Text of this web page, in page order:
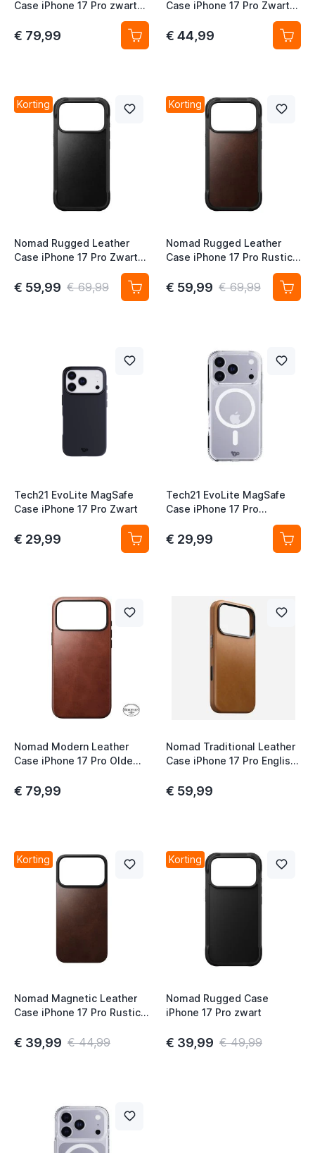
Case iPhone 17 Pro zwart
€ 79,99
Case iPhone 17 Pro Zwart
€ 44,99
Korting
Nomad Rugged Leather
Case iPhone 17 Pro Zwart
€ 59,99 € 69,99
Korting
Nomad Rugged Leather
Case iPhone 17 Pro Rustic
€ 59,99 € 69,99
Tech21 EvoLite MagSafe
Case iPhone 17 Pro Zwart
€ 29,99
Tech21 EvoLite MagSafe
Case iPhone 17 Pro
€ 29,99
Nomad Modern Leather
Case iPhone 17 Pro Olde
€ 79,99
Nomad Traditional Leather
Case iPhone 17 Pro English
€ 59,99
Korting
Nomad Magnetic Leather
Case iPhone 17 Pro Rustic
€ 39,99 € 44,99
Korting
Nomad Rugged Case
iPhone 17 Pro zwart
€ 39,99 € 49,99